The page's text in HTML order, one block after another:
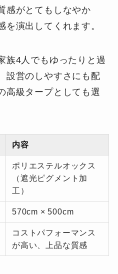
感がとてもしなやか
を演出してくれます。
族4人でもゆったりと過
設営のしやすさにも配
高級タープとしても選
内容
ポリエステルオックス
（遮光ピグメント加
工）
570cm × 500cm
コストパフォーマンス
が高い、上品な質感